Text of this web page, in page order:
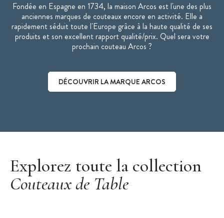
Fondée en Espagne en 1734, la maison Arcos est l'une des plus
anciennes marques de couteaux encore en activité. Elle a
rapidement séduit toute l'Europe grâce à la haute qualité de ses
produits et son excellent rapport qualité/prix. Quel sera votre
prochain couteau Arcos ?
DÉCOUVRIR LA MARQUE ARCOS
Explorez toute la collection
Couteaux de Table